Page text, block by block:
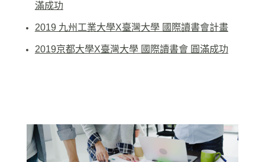
滿成功
2019 九州工業大學X臺灣大學 國際讀書會計畫
2019京都大學X臺灣大學 國際讀書會 圓滿成功